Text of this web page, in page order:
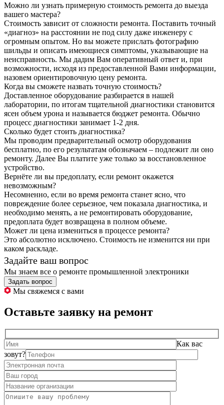
Можно ли узнать примерную стоимость ремонта до выезда
вашего мастера?
Стоимость зависит от сложности ремонта. Поставить точный
«диагноз» на расстоянии не под силу даже инженеру с
огромным опытом. Но вы можете прислать фотографию
шильды и описать имеющиеся симптомы, указывающие на
неисправность. Мы дадим Вам оперативный ответ и, при
возможности, исходя из предоставленной Вами информации,
назовем ориентировочную цену ремонта.
Когда вы сможете назвать точную стоимость?
Доставленное оборудование разбирается в нашей
лаборатории, по итогам тщательной диагностики становится
ясен объем урона и называется бюджет ремонта. Обычно
процесс диагностики занимает 1-2 дня.
Сколько будет стоить диагностика?
Мы проводим предварительный осмотр оборудования
бесплатно, по его результатам обозначаем – подлежит ли оно
ремонту. Далее Вы платите уже только за восстановленное
устройство.
Вернёте ли вы предоплату, если ремонт окажется
невозможным?
Несомненно, если во время ремонта станет ясно, что
повреждение более серьезное, чем показала диагностика, и
необходимо менять, а не ремонтировать оборудование,
предоплата будет возвращена в полном объеме.
Может ли цена измениться в процессе ремонта?
Это абсолютно исключено. Стоимость не изменится ни при
каком раскладе.
Задайте ваш вопрос
Мы знаем все о ремонте промышленной электроники
Задать вопрос
Мы свяжемся с вами
Оставьте заявку на ремонт
Как вас
зовут?